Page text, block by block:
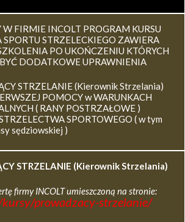
FIRMIE INCOLT PROGRAM KURSU
SPORTU STRZELECKIEGO ZAWIERA
PO UKOŃCZENIU KTÓRYCH
DODATKOWE UPRAWNIENIA
STRZELANIE (Kierownik Strzelania)
POMOCY w WARUNKACH
( RANY POSTRZAŁOWE )
SPORTOWEGO ( w tym
sędziowskiej )
STRZELANIE (Kierownik Strzelania)
firmy INCOLT umieszczoną na stronie:
prowadzacy-strzelanie/